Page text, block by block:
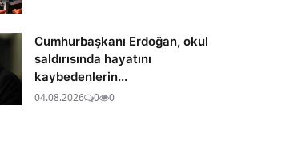
Cumhurbaşkanı Erdoğan, okul
saldırısında hayatını
kaybedenlerin...
04.08.2026 0 0